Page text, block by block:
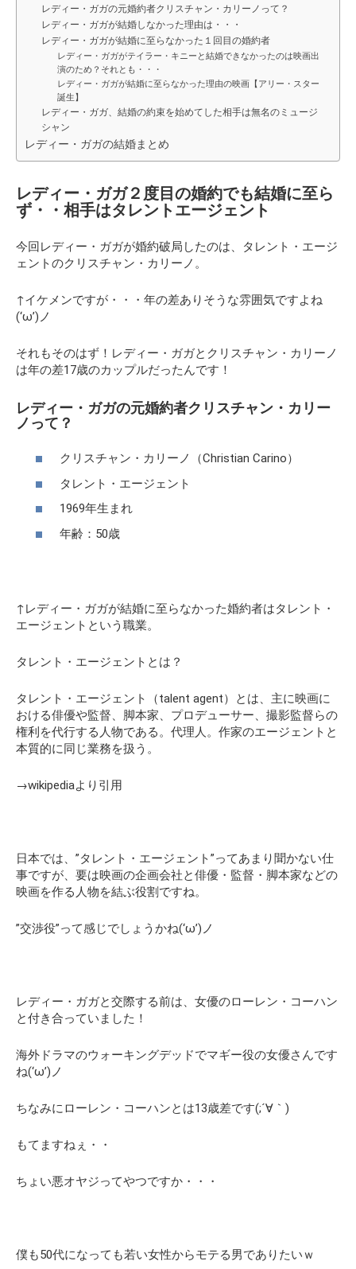
レディー・ガガの元婚約者クリスチャン・カリーノって？
レディー・ガガが結婚しなかった理由は・・・
レディー・ガガが結婚に至らなかった１回目の婚約者
レディー・ガガがテイラー・キニーと結婚できなかったのは映画出
演のため？それとも・・・
レディー・ガガが結婚に至らなかった理由の映画【アリー・スター
誕生】
レディー・ガガ、結婚の約束を始めてした相手は無名のミュージ
シャン
レディー・ガガの結婚まとめ
レディー・ガガ２度目の婚約でも結婚に至ら
ず・・相手はタレントエージェント
今回レディー・ガガが婚約破局したのは、タレント・エージ
ェントのクリスチャン・カリーノ。
↑イケメンですが・・・年の差ありそうな雰囲気ですよね
(‘ω’)ノ
それもそのはず！レディー・ガガとクリスチャン・カリーノ
は年の差17歳のカップルだったんです！
レディー・ガガの元婚約者クリスチャン・カリー
ノって？
クリスチャン・カリーノ（Christian Carino）
タレント・エージェント
1969年生まれ
年齢：50歳
↑レディー・ガガが結婚に至らなかった婚約者はタレント・
エージェントという職業。
タレント・エージェントとは？
タレント・エージェント（talent agent）とは、主に映画に
おける俳優や監督、脚本家、プロデューサー、撮影監督らの
権利を代行する人物である。代理人。作家のエージェントと
本質的に同じ業務を扱う。
→wikipediaより引用
日本では、 ”タレント・エージェント”ってあまり聞かない仕
事ですが、要は映画の企画会社と俳優・監督・脚本家などの
映画を作る人物を結ぶ役割ですね。
”交渉役”って感じでしょうかね(‘ω’)ノ
レディー・ガガと交際する前は、女優のローレン・コーハン
と付き合っていました！
海外ドラマのウォーキングデッドでマギー役の女優さんです
ね(‘ω’)ノ
ちなみにローレン・コーハンとは13歳差です(;´∀｀)
もてますねぇ・・
ちょい悪オヤジってやつですか・・・
僕も50代になっても若い女性からモテる男でありたいｗ